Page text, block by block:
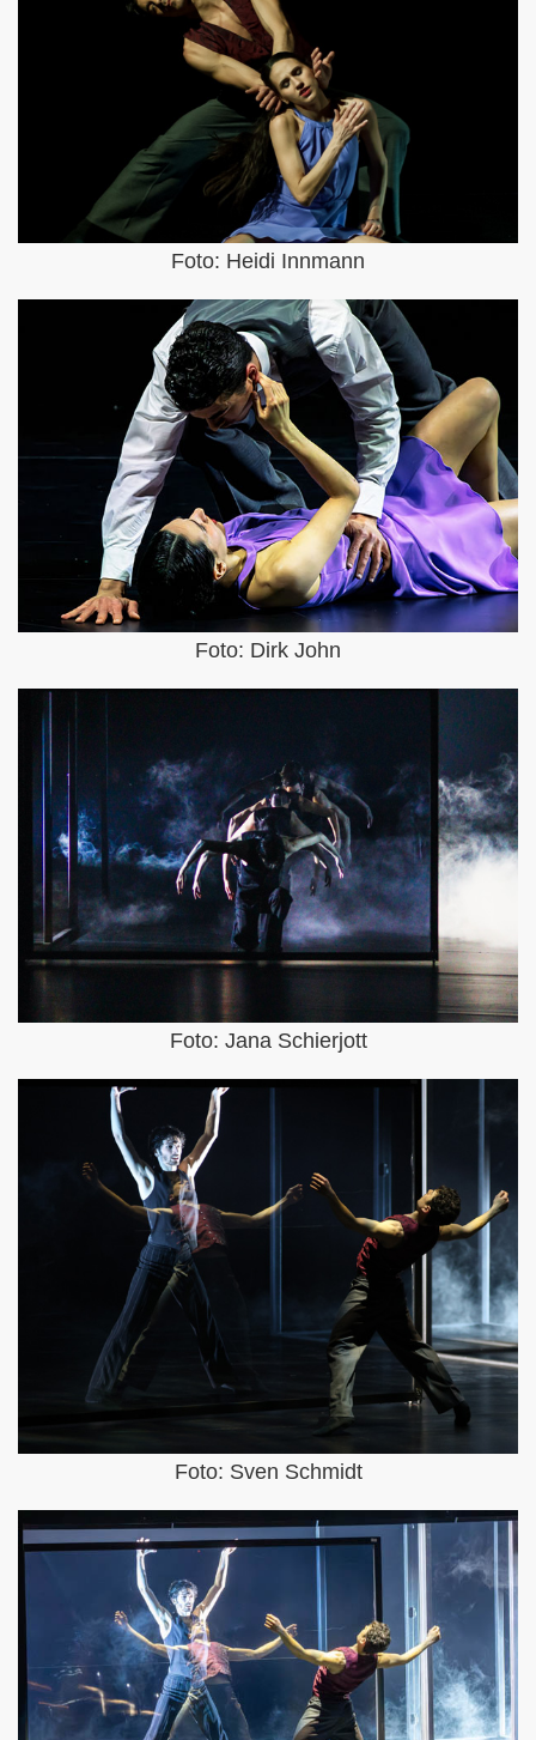
Foto: Heidi Innmann
Foto: Dirk John
Foto: Jana Schierjott
Foto: Sven Schmidt